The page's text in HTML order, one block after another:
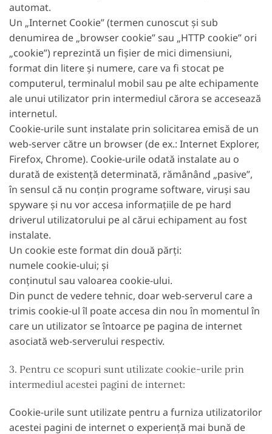
automat.
Un „Internet Cookie” (termen cunoscut și sub
denumirea de „browser cookie” sau „HTTP cookie” ori
„cookie”) reprezintă un fișier de mici dimensiuni,
format din litere și numere, care va fi stocat pe
computerul, terminalul mobil sau pe alte echipamente
ale unui utilizator prin intermediul cărora se accesează
internetul.
Cookie-urile sunt instalate prin solicitarea emisă de un
web-server către un browser (de ex.: Internet Explorer,
Firefox, Chrome). Cookie-urile odată instalate au o
durată de existență determinată, rămânând „pasive”,
în sensul că nu conțin programe software, viruși sau
spyware și nu vor accesa informațiile de pe hard
driverul utilizatorului pe al cărui echipament au fost
instalate.
Un cookie este format din două părți:
numele cookie-ului; și
conținutul sau valoarea cookie-ului.
Din punct de vedere tehnic, doar web-serverul care a
trimis cookie-ul îl poate accesa din nou în momentul în
care un utilizator se întoarce pe pagina de internet
asociată web-serverului respectiv.
3. Pentru ce scopuri sunt utilizate cookie-urile prin
intermediul acestei pagini de internet:
Cookie-urile sunt utilizate pentru a furniza utilizatorilor
acestei pagini de internet o experiență mai bună de